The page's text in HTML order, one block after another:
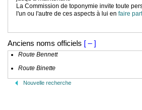
La Commission de toponymie invite toute
l'un ou l'autre de ces aspects à lui en faire part
Anciens noms officiels [ – ]
Route Bennett
Route Binette
Nouvelle recherche